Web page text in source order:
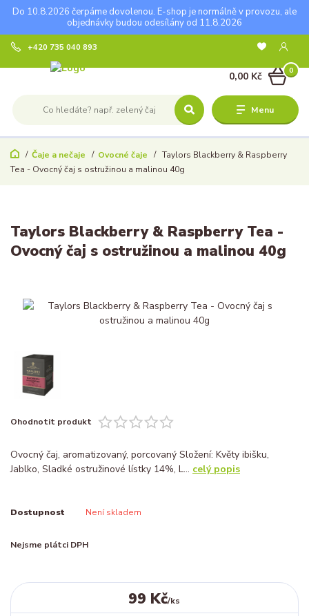
Do 10.8.2026 čerpáme dovolenou. E-shop je normálně v provozu, ale
objednávky budou odesílány od 11.8.2026
Menu
+420 735 040 893
0
0,00 Kč
Čaje a nečaje Ovocné čaje
Taylors Blackberry & Raspberry
Tea - Ovocný čaj s ostružinou a malinou 40g
Taylors Blackberry & Raspberry Tea -
Ovocný čaj s ostružinou a malinou 40g
Ohodnotit produkt
Ovocný čaj, aromatizovaný, porcovaný Složení: Květy ibišku,
Jablko, Sladké ostružinové lístky 14%, L... celý popis
Dostupnost Není skladem
Nejsme plátci DPH
99 Kč/ks